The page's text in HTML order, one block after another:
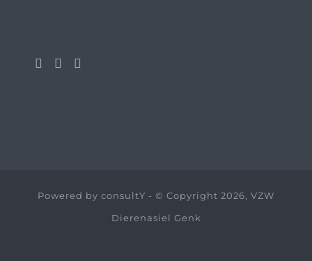
Powered by consultY - © Copyright 2026, VZW
Dierenasiel Genk